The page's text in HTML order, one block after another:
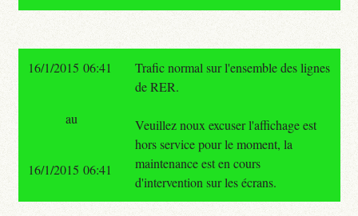
16/1/2015 06:41
Trafic normal sur l'ensemble des lignes
de RER.
Veuillez noux excuser l'affichage est
hors service pour le moment, la
maintenance est en cours
d'intervention sur les écrans.
au
16/1/2015 06:41